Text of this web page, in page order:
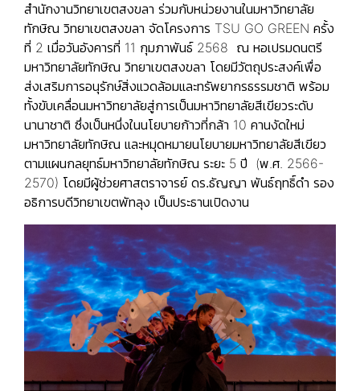
สำนักงานวิทยาเขตสงขลา ร่วมกับหน่วยงานในมหาวิทยาลัย
ทักษิณ วิทยาเขตสงขลา จัดโครงการ TSU GO GREEN ครั้ง
ที่ 2 เมื่อวันอังคารที่ 11 กุมภาพันธ์ 2568 ณ หอเปรมดนตรี
มหาวิทยาลัยทักษิณ วิทยาเขตสงขลา โดยมีวัตถุประสงค์เพื่อ
ส่งเสริมการอนุรักษ์สิ่งแวดล้อมและทรัพยากรธรรมชาติ พร้อม
ทั้งขับเคลื่อนมหาวิทยาลัยสู่การเป็นมหาวิทยาลัยสีเขียวระดับ
นานาชาติ ซึ่งเป็นหนึ่งในนโยบายก้าวที่กล้า 10 คานงัดใหม่
มหาวิทยาลัยทักษิณ และหมุดหมายนโยบายมหาวิทยาลัยสีเขียว
ตามแผนกลยุทธ์มหาวิทยาลัยทักษิณ ระยะ 5 ปี (พ.ศ. 2566-
2570) โดยมีผู้ช่วยศาสตราจารย์ ดร.ธัญญา พันธ์ฤทธิ์ดำ รอง
อธิการบดีวิทยาเขตพัทลุง เป็นประธานเปิดงาน